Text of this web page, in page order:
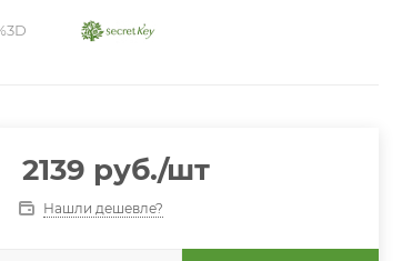
2139 руб./шт
Нашли дешевле?